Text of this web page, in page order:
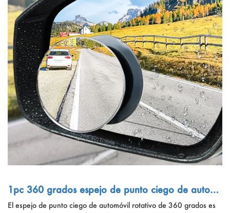
1pc 360 grados espejo de punto ciego de autom
óvil rotativo
El espejo de punto ciego de automóvil rotativo de 360 ​​grados es